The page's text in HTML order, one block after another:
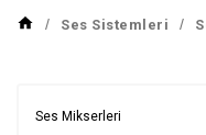
Ses Sistemleri
Ses Mikserleri